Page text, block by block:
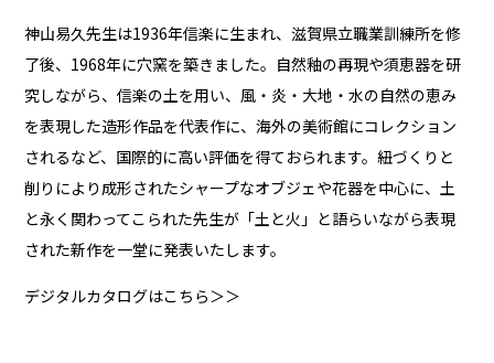
神山易久先生は1936年信楽に生まれ、滋賀県立職業訓練所を修
了後、1968年に穴窯を築きました。自然釉の再現や須恵器を研
究しながら、信楽の土を用い、風・炎・大地・水の自然の恵み
を表現した造形作品を代表作に、海外の美術館にコレクション
されるなど、国際的に高い評価を得ておられます。紐づくりと
削りにより成形されたシャープなオブジェや花器を中心に、土
と永く関わってこられた先生が「土と火」と語らいながら表現
された新作を一堂に発表いたします。
デジタルカタログはこちら＞＞